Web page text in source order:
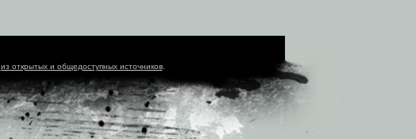
из открытых и общедоступных источников.